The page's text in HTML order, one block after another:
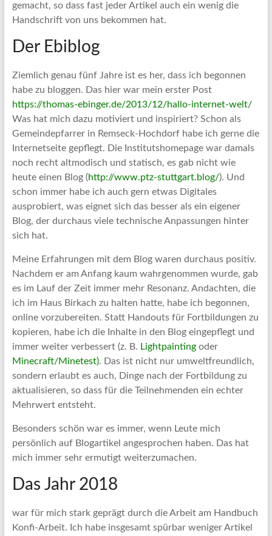
gemacht, so dass fast jeder Artikel auch ein wenig die
Handschrift von uns bekommen hat.
Der Ebiblog
Ziemlich genau fünf Jahre ist es her, dass ich begonnen
habe zu bloggen. Das hier war mein erster Post
https://thomas-ebinger.de/2013/12/hallo-internet-welt/
Was hat mich dazu motiviert und inspiriert? Schon als
Gemeindepfarrer in Remseck-Hochdorf habe ich gerne die
Internetseite gepflegt. Die Institutshomepage war damals
noch recht altmodisch und statisch, es gab nicht wie
heute einen Blog (http://www.ptz-stuttgart.blog/). Und
schon immer habe ich auch gern etwas Digitales
ausprobiert, was eignet sich das besser als ein eigener
Blog, der durchaus viele technische Anpassungen hinter
sich hat.
Meine Erfahrungen mit dem Blog waren durchaus positiv.
Nachdem er am Anfang kaum wahrgenommen wurde, gab
es im Lauf der Zeit immer mehr Resonanz. Andachten, die
ich im Haus Birkach zu halten hatte, habe ich begonnen,
online vorzubereiten. Statt Handouts für Fortbildungen zu
kopieren, habe ich die Inhalte in den Blog eingepflegt und
immer weiter verbessert (z. B. Lightpaintingoder
Minecraft/Minetest). Das ist nicht nur umweltfreundlich,
sondern erlaubt es auch, Dinge nach der Fortbildung zu
aktualisieren, so dass für die Teilnehmenden ein echter
Mehrwert entsteht.
Besonders schön war es immer, wenn Leute mich
persönlich auf Blogartikel angesprochen haben. Das hat
mich immer sehr ermutigt weiterzumachen.
Das Jahr 2018
war für mich stark geprägt durch die Arbeit am Handbuch
Konfi-Arbeit. Ich habe insgesamt spürbar weniger Artikel